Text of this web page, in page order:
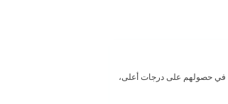
في حصولهم على درجات أعلى،